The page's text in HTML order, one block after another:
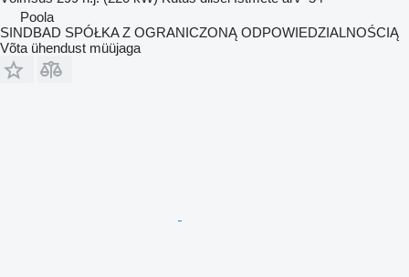
Poola
SINDBAD SPÓŁKA Z OGRANICZONĄ ODPOWIEDZIALNOŚCIĄ
Võta ühendust müüjaga